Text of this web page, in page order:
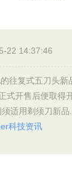
22 14:37:46
往复式五刀头新
式开售后便取得
适用剃须刀新品...
科技资讯